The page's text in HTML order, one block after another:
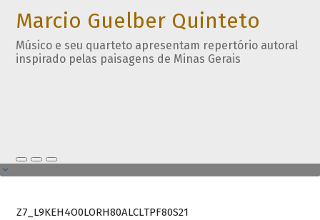
Marcio Guelber Quinteto
Músico e seu quarteto apresentam repertório autoral
inspirado pelas paisagens de Minas Gerais
Z7_L9KEH4O0LORH80ALCLTPF80S21